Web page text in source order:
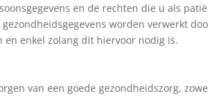
en de rechten die u als
worden verwerkt
enkel zolang dit hiervoor nodig is.
van een goede gezondheidszorg,